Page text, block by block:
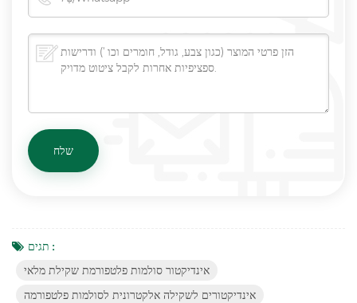
תגים :
אינדיקטור סולמות פלטפורמת שקילת מלאי
אינדיקטורים לשקילה אלקטרונית לסולמות פלטפורמה